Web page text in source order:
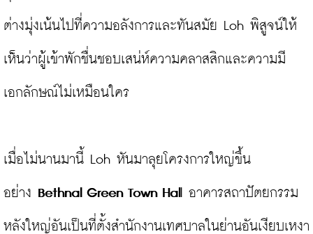
ต่างมุ่งเน้นไปที่ความอลังการและทันสมัย Loh พิสูจน์ให้
เห็นว่าผู้เข้าพักชื่นชอบเสน่ห์ความคลาสสิกและความมี
เอกลักษณ์ไม่เหมือนใคร
เมื่อไม่นานมานี้ Loh หันมาลุยโครงการใหญ่ขึ้น
อย่าง Bethnal Green Town Hal l อาคารสถาปัตยกรรม
หลังใหญ่อันเป็นที่ตั้งสำนักงานเทศบาลในย่านอันเงียบเหงา